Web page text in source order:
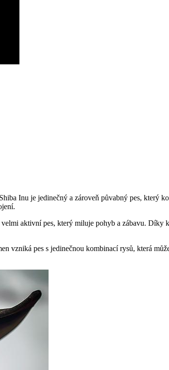
Inu je jedinečný a zároveň půvabný pes, který
aktivní pes, který miluje pohyb a zábavu. Díky
vzniká pes s jedinečnou kombinací rysů, která